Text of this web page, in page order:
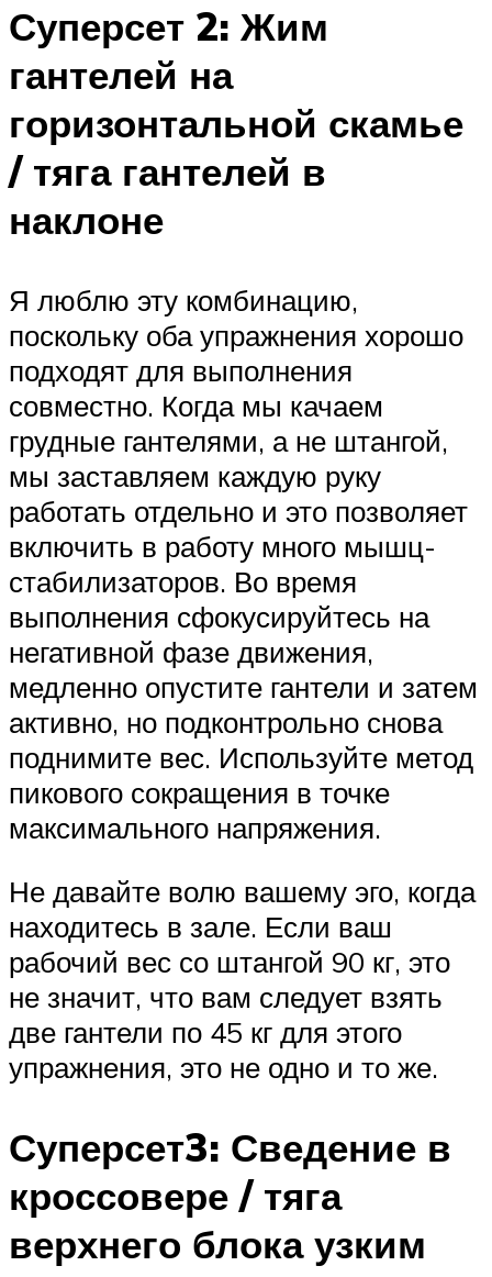
Суперсет 2: Жим
гантелей на
горизонтальной скамье
/ тяга гантелей в
наклоне
Я люблю эту комбинацию,
поскольку оба упражнения хорошо
подходят для выполнения
совместно. Когда мы качаем
грудные гантелями, а не штангой,
мы заставляем каждую руку
работать отдельно и это позволяет
включить в работу много мышц-
стабилизаторов. Во время
выполнения сфокусируйтесь на
негативной фазе движения,
медленно опустите гантели и затем
активно, но подконтрольно снова
поднимите вес. Используйте метод
пикового сокращения в точке
максимального напряжения.
Не давайте волю вашему эго, когда
находитесь в зале. Если ваш
рабочий вес со штангой 90 кг, это
не значит, что вам следует взять
две гантели по 45 кг для этого
упражнения, это не одно и то же.
Суперсет3: Сведение в
кроссовере / тяга
верхнего блока узким